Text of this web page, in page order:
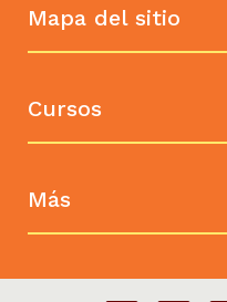
Mapa del sitio
Cursos
Más